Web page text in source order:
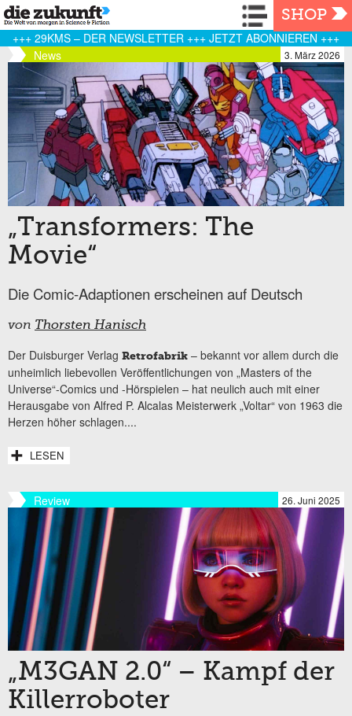
Navigation
SHOP
+++ 29KMS – DER NEWSLETTER +++ JETZT ABONNIEREN +++
News
3. März 2026
„Transformers: The
Movie“
Die Comic-Adaptionen erscheinen auf Deutsch
von Thorsten Hanisch
Der Duisburger Verlag Retrofabrik – bekannt vor allem durch die
unheimlich liebevollen Veröffentlichungen von „Masters of the
Universe“-Comics und -Hörspielen – hat neulich auch mit einer
Herausgabe von Alfred P. Alcalas Meisterwerk „Voltar“ von 1963 die
Herzen höher schlagen....
LESEN
Review 26. Juni 2025
„M3GAN 2.0“ – Kampf der
Killerroboter